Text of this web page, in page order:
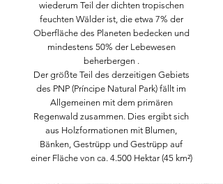
wiederum Teil der dichten tropischen
feuchten Wälder ist, die etwa 7% der
Oberfläche des Planeten bedecken und
mindestens 50% der Lebewesen
beherbergen .
Der größte Teil des derzeitigen Gebiets
des PNP (Príncipe Natural Park) fällt im
Allgemeinen mit dem primären
Regenwald zusammen. Dies ergibt sich
aus Holzformationen mit Blumen,
Bänken, Gestrüpp und Gestrüpp auf
einer Fläche von ca. 4.500 Hektar (45 km²)